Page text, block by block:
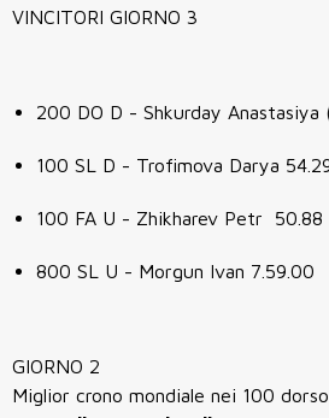
VINCITORI GIORNO 3
200 DO D - Shkurday Anastasiya
100 SL D - Trofimova Darya
100 FA U - Zhikharev Petr 50.88
800 SL U - Morgun Ivan 7.59.00
GIORNO 2
Miglior crono mondiale nei 100